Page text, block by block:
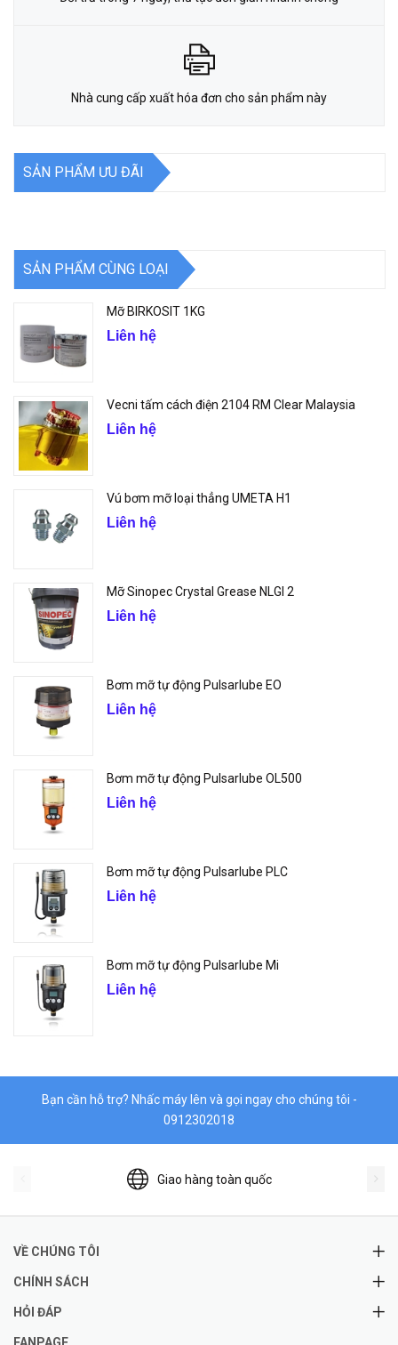
Nhà cung cấp xuất hóa đơn cho sản phẩm này
SẢN PHẨM ƯU ĐÃI
SẢN PHẨM CÙNG LOẠI
Mỡ BIRKOSIT 1KG
Liên hệ
Vecni tấm cách điện 2104 RM Clear Malaysia
Liên hệ
Vú bơm mỡ loại thẳng UMETA H1
Liên hệ
Mỡ Sinopec Crystal Grease NLGI 2
Liên hệ
Bơm mỡ tự động Pulsarlube EO
Liên hệ
Bơm mỡ tự động Pulsarlube OL500
Liên hệ
Bơm mỡ tự động Pulsarlube PLC
Liên hệ
Bơm mỡ tự động Pulsarlube Mi
Liên hệ
Bạn cần hỗ trợ? Nhấc máy lên và gọi ngay cho chúng tôi -
0912302018
Giao hàng toàn quốc
VỀ CHÚNG TÔI
CHÍNH SÁCH
HỎI ĐÁP